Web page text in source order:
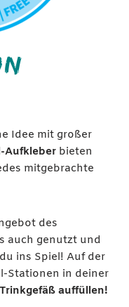
Idee mit großer
Aufkleber bieten
mitgebrachte
des
auch genutzt und
ins Spiel! Auf der
Stationen in deiner
auffüllen!